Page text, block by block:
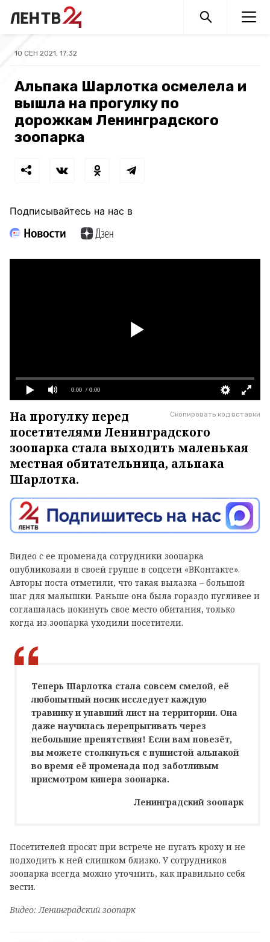
10 СЕН 2021, 17:32
Альпака Шарлотка осмелела и
вышла на прогулку по
дорожкам Ленинградского
зоопарка
Подписывайтесь на нас в
0:00 / 0:00
Скопировать код вставки
На прогулку перед
посетителями Ленинградского
зоопарка стала выходить маленькая
местная обитательница, альпака
Шарлотка.
Видео с ее променада сотрудники зоопарка
опубликовали в своей группе в соцсети «ВКонтакте».
Авторы поста отметили, что такая вылазка – большой
шаг для малышки. Раньше она была гораздо пугливее и
соглашалась покинуть свое место обитания, только
когда из зоопарка уходили посетители.
Теперь Шарлотка стала совсем смелой, её
любопытный носик исследует каждую
травинку и упавший лист на территории. Она
даже научилась перепрыгивать через
небольшие препятствия! Если вам повезёт,
вы можете столкнуться с пушистой альпакой
во время её променада под заботливым
присмотром кипера зоопарка.
Ленинградский зоопарк
Посетителей просят при встрече не пугать кроху и не
подходить к ней слишком близко. У сотрудников
зоопарка всегда можно уточнить, как правильно себя
вести.
Видео: Ленинградский зоопарк